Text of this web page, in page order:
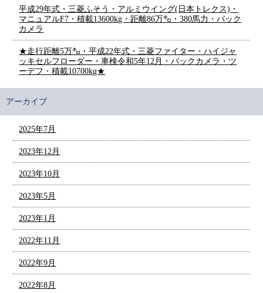
平成29年式・三菱ふそう・アルミウイング(日本トレクス)・
マニュアルF7・積載13600kg・距離86万㌔・380馬力・バック
カメラ
★走行距離5万㌔・平成22年式・三菱ファイター・ハイジャ
ッキセルフローダー・車検令和5年12月・バックカメラ・ツ
ーデフ・積載10700kg★
アーカイブ
2025年7月
2023年12月
2023年10月
2023年5月
2023年1月
2022年11月
2022年9月
2022年8月